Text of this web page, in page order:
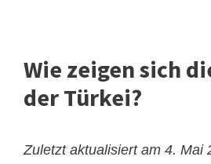
Wie zeigen sich
der Türkei?
Zuletzt aktualisiert am 4. Mai